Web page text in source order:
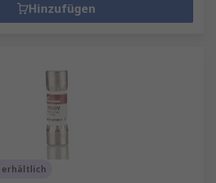
Hinzufügen